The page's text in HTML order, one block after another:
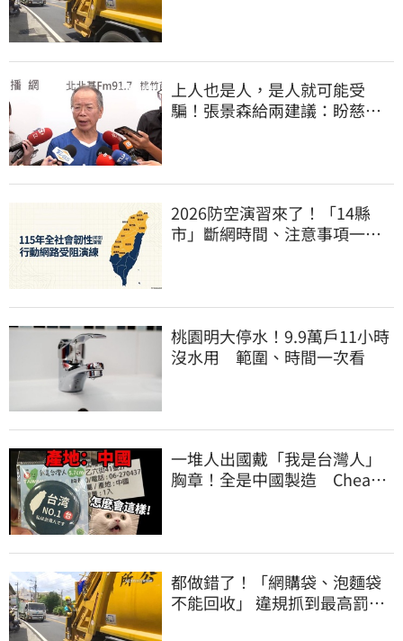
上人也是人，是人就可能受
騙！張景森給兩建議：盼慈濟
2026防空演習來了！「14縣
市」斷網時間、注意事項一次
桃園明大停水！9.9萬戶11小時
沒水用 範圍、時間一次看
一堆人出國戴「我是台灣人」
胸章！全是中國製造 Cheap
都做錯了！「網購袋、泡麵袋
不能回收」 違規抓到最高罰